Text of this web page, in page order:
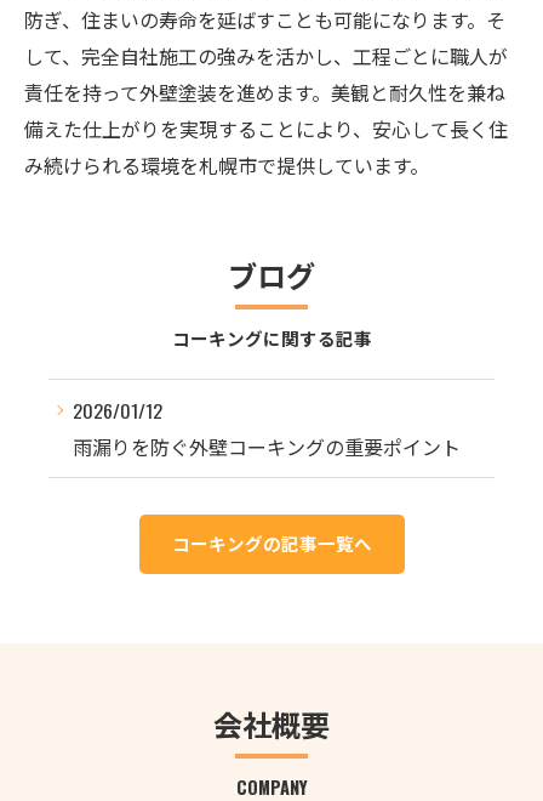
防ぎ、住まいの寿命を延ばすことも可能になります。そ
して、完全自社施工の強みを活かし、工程ごとに職人が
責任を持って外壁塗装を進めます。美観と耐久性を兼ね
備えた仕上がりを実現することにより、安心して長く住
み続けられる環境を札幌市で提供しています。
ブログ
コーキングに関する記事
2026/01/12
雨漏りを防ぐ外壁コーキングの重要ポイント
コーキングの記事一覧へ
会社概要
COMPANY